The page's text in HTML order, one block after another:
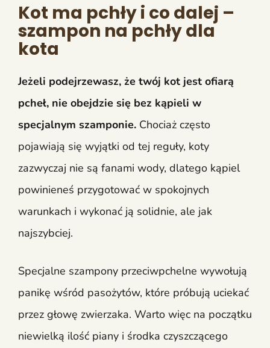
Kot ma pchły i co dalej –
szampon na pchły dla
kota
Jeżeli podejrzewasz, że twój kot jest ofiarą
pcheł, nie obejdzie się bez kąpieli w
specjalnym szamponie. Chociaż często
pojawiają się wyjątki od tej reguły, koty
zazwyczaj nie są fanami wody, dlatego kąpiel
powinieneś przygotować w spokojnych
warunkach i wykonać ją solidnie, ale jak
najszybciej.
Specjalne szampony przeciwpchelne wywołują
panikę wśród pasożytów, które próbują uciekać
przez głowę zwierzaka. Warto więc na początku
niewielką ilość piany i środka czyszczącego